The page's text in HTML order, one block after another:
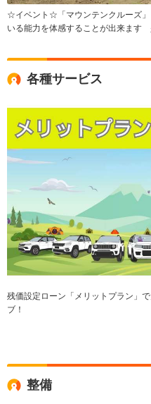
☆イベント☆「マウンテンクルーズ
いる能力を体感することが出来ます
各種サービス
残価設定ローン「メリットプラン」
ブ！
整備